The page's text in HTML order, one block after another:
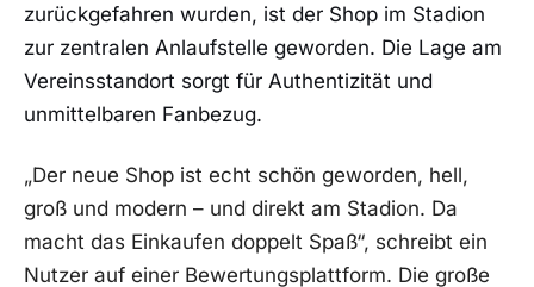
zurückgefahren wurden, ist der Shop im Stadion
zur zentralen Anlaufstelle geworden. Die Lage am
Vereinsstandort sorgt für Authentizität und
unmittelbaren Fanbezug.
„Der neue Shop ist echt schön geworden, hell,
groß und modern – und direkt am Stadion. Da
macht das Einkaufen doppelt Spaß“, schreibt ein
Nutzer auf einer Bewertungsplattform. Die große